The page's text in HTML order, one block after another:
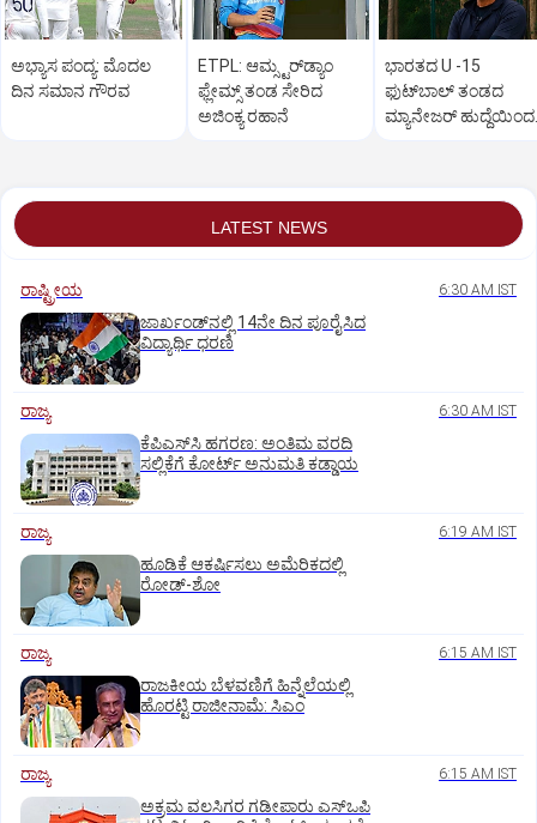
ಅಭ್ಯಾಸ ಪಂದ್ಯ: ಮೊದಲ
ದಿನ ಸಮಾನ ಗೌರವ
ETPL: ಆಮ್ಸ್ಟರ್‌ಡ್ಯಾಂ
ಫ್ಲೇಮ್ಸ್‌ ತಂಡ ಸೇರಿದ
ಅಜಿಂಕ್ಯ ರಹಾನೆ
ಭಾರತದ U -15
ಫುಟ್‌ಬಾಲ್ ತಂಡದ
ಮ್ಯಾನೇಜರ್‌ ಹುದ್ದೆಯಿಂದ
LATEST NEWS
ರಾಷ್ಟ್ರೀಯ 6:30 AM IST
ಜಾರ್ಖಂಡ್‌ನಲ್ಲಿ 14ನೇ ದಿನ ಪೂರೈಸಿದ
ವಿದ್ಯಾರ್ಥಿ ಧರಣಿ
ರಾಜ್ಯ 6:30 AM IST
ಕೆಪಿಎಸ್‌ಸಿ ಹಗರಣ: ಅಂತಿಮ ವರದಿ
ಸಲ್ಲಿಕೆಗೆ ಕೋರ್ಟ್‌ ಅನುಮತಿ ಕಡ್ಡಾಯ
ರಾಜ್ಯ 6:19 AM IST
ಹೂಡಿಕೆ ಆಕರ್ಷಿಸಲು ಅಮೆರಿಕದಲ್ಲಿ
ರೋಡ್‌-ಶೋ
ರಾಜ್ಯ 6:15 AM IST
ರಾಜಕೀಯ ಬೆಳವಣಿಗೆ ಹಿನ್ನೆಲೆಯಲ್ಲಿ
ಹೊರಟ್ಟಿ ರಾಜೀನಾಮೆ: ಸಿಎಂ
ರಾಜ್ಯ 6:15 AM IST
ಅಕ್ರಮ ವಲಸಿಗರ ಗಡೀಪಾರು ಎಸ್ಒಪಿ